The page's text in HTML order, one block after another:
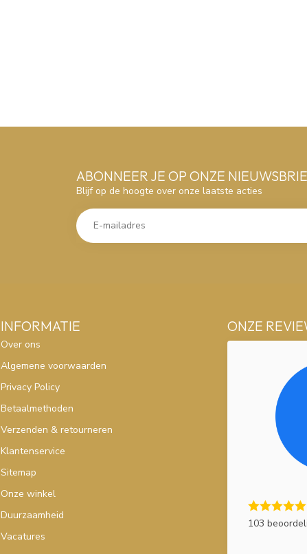
ABONNEER JE OP ONZE
Blijf op de hoogte over onze laatste acties
INFORMATIE
Over ons
Algemene voorwaarden
Privacy Policy
Betaalmethoden
Verzenden & retourneren
Klantenservice
Sitemap
Onze winkel
Duurzaamheid
Vacatures
ONZE
103